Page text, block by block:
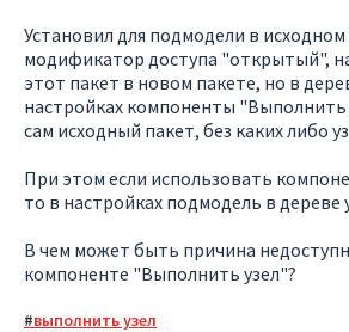
Установил для подмодели в исходном
модификатор доступа "открытый",
этот пакет в новом пакете, но в
настройках компоненты "Выполнить
сам исходный пакет, без каких либо
При этом если использовать
то в настройках подмодель в дереве
В чем может быть причина
компоненте "Выполнить узел"?
выполнить узел